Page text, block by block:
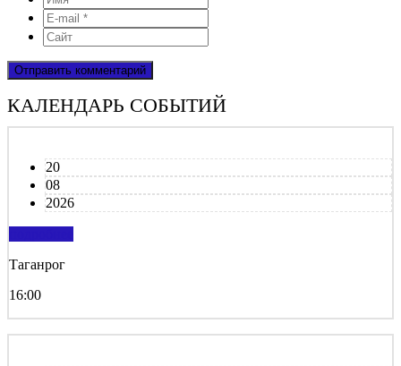
КАЛЕНДАРЬ СОБЫТИЙ
20
08
2026
Таганрог
16:00